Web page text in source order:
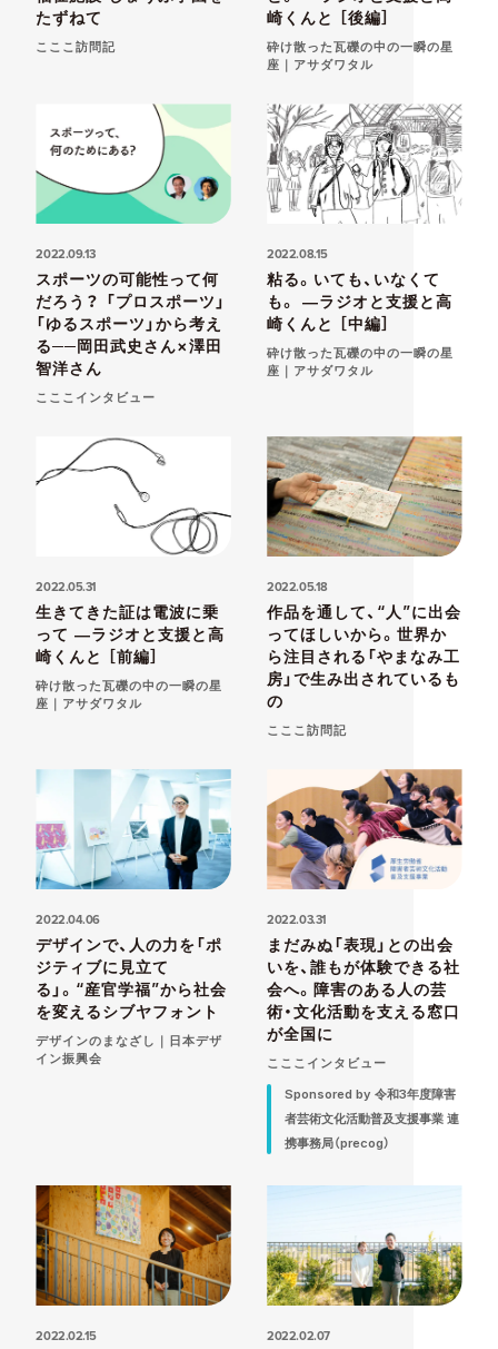
たずねて
こここ訪問記
崎くんと ［後編］
砕け散った瓦礫の中の一瞬の星
座｜アサダワタル
2022.09.13
スポーツの可能性って何
だろう？ 「プロスポーツ」
「ゆるスポーツ」から考え
る──岡田武史さん×澤田
智洋さん
こここインタビュー
2022.08.15
粘る。いても、いなくて
も。 ―ラジオと支援と高
崎くんと ［中編］
砕け散った瓦礫の中の一瞬の星
座｜アサダワタル
2022.05.31
生きてきた証は電波に乗
って ―ラジオと支援と高
崎くんと ［前編］
砕け散った瓦礫の中の一瞬の星
座｜アサダワタル
2022.05.18
作品を通して、“人”に出会
ってほしいから。世界か
ら注目される「やまなみ工
房」で生み出されているも
の
こここ訪問記
2022.04.06
デザインで、人の力を「ポ
ジティブに見立て
る」。“産官学福”から社会
を変えるシブヤフォント
デザインのまなざし｜日本デザ
イン振興会
2022.03.31
まだみぬ「表現」との出会
いを、誰もが体験できる社
会へ。障害のある人の芸
術・文化活動を支える窓口
が全国に
こここインタビュー
Sponsored by 令和3年度障害
者芸術文化活動普及支援事業 連
携事務局（precog）
2022.02.15 2022.02.07